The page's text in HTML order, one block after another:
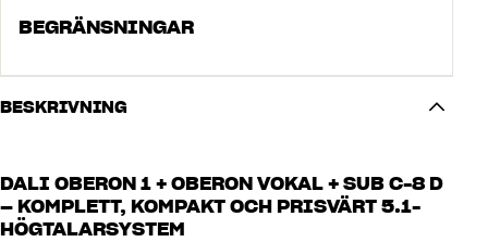
BEGRÄNSNINGAR
BESKRIVNING
DALI OBERON 1 + OBERON VOKAL + SUB C-8 D
– KOMPLETT, KOMPAKT OCH PRISVÄRT 5.1-
HÖGTALARSYSTEM